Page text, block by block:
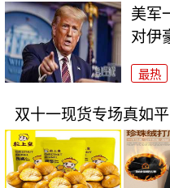
美军
对伊
最热
双十一现货专场真如